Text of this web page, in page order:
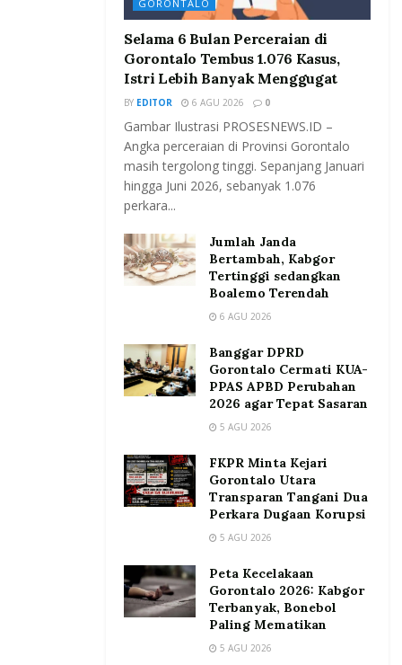
GORONTALO
Selama 6 Bulan Perceraian di
Gorontalo Tembus 1.076 Kasus,
Istri Lebih Banyak Menggugat
BY EDITOR 6 AGU 2026 0
Gambar Ilustrasi PROSESNEWS.ID –
Angka perceraian di Provinsi Gorontalo
masih tergolong tinggi. Sepanjang Januari
hingga Juni 2026, sebanyak 1.076
perkara...
Jumlah Janda
Bertambah, Kabgor
Tertinggi sedangkan
Boalemo Terendah
6 AGU 2026
Banggar DPRD
Gorontalo Cermati KUA-
PPAS APBD Perubahan
2026 agar Tepat Sasaran
5 AGU 2026
FKPR Minta Kejari
Gorontalo Utara
Transparan Tangani Dua
Perkara Dugaan Korupsi
5 AGU 2026
Peta Kecelakaan
Gorontalo 2026: Kabgor
Terbanyak, Bonebol
Paling Mematikan
5 AGU 2026